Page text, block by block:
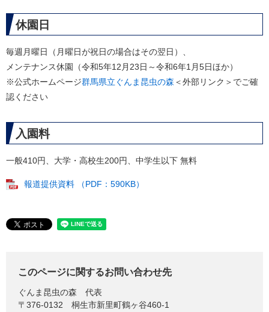
休園日
毎週月曜日（月曜日が祝日の場合はその翌日）、
メンテナンス休園（令和5年12月23日～令和6年1月5日ほか）
※公式ホームページ群馬県立ぐんま昆虫の森 ＜外部リンク＞ でご確
認ください
入園料
一般410円、大学・高校生200円、中学生以下 無料
報道提供資料 （PDF：590KB）
このページに関するお問い合わせ先
ぐんま昆虫の森
代表
〒376-0132
桐生市新里町鶴ヶ谷460-1